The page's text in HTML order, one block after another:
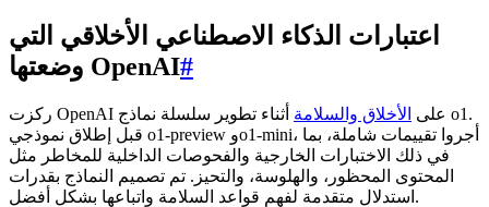
اعتبارات الذكاء الاصطناعي الأخلاقي التي
وضعتها OpenAI#
ركزت OpenAI على الأخلاق والسلامة أثناء تطوير سلسلة نماذج o1.
قبل إطلاق نموذجي o1-preview وo1-mini، أجروا تقييمات شاملة، بما
في ذلك الاختبارات الخارجية والفحوصات الداخلية للمخاطر مثل
المحتوى المحظور، والهلوسة، والتحيز. تم تصميم النماذج بقدرات
استدلال متقدمة لفهم قواعد السلامة واتباعها بشكل أفضل.